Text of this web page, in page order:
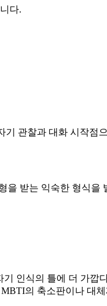
다.
관찰과 대화 시작점
받는 익숙한 형식을
인식의 틀에 더 가깝
의 축소판이나 대